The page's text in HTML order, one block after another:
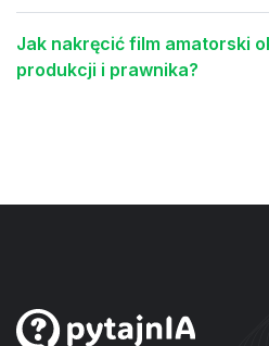
Jak nakręcić film amatorski
produkcji i prawnika?